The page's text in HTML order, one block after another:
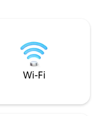
Wi-Fi